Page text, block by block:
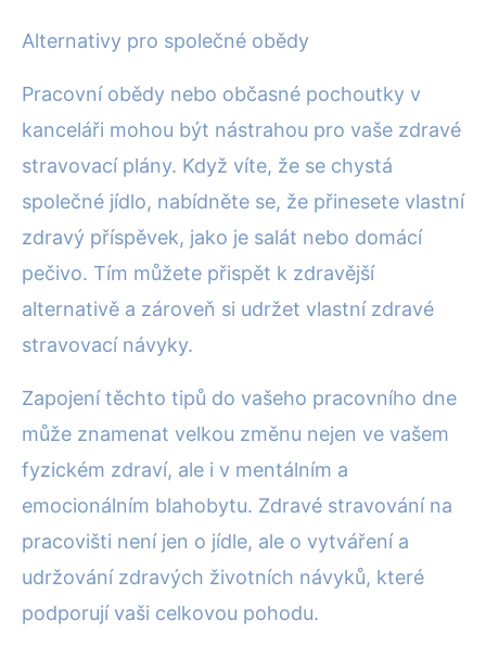
Alternativy pro společné obědy
Pracovní obědy nebo občasné pochoutky v
kanceláři mohou být nástrahou pro vaše zdravé
stravovací plány. Když víte, že se chystá
společné jídlo, nabídněte se, že přinesete vlastní
zdravý příspěvek, jako je salát nebo domácí
pečivo. Tím můžete přispět k zdravější
alternativě a zároveň si udržet vlastní zdravé
stravovací návyky.
Zapojení těchto tipů do vašeho pracovního dne
může znamenat velkou změnu nejen ve vašem
fyzickém zdraví, ale i v mentálním a
emocionálním blahobytu. Zdravé stravování na
pracovišti není jen o jídle, ale o vytváření a
udržování zdravých životních návyků, které
podporují vaši celkovou pohodu.